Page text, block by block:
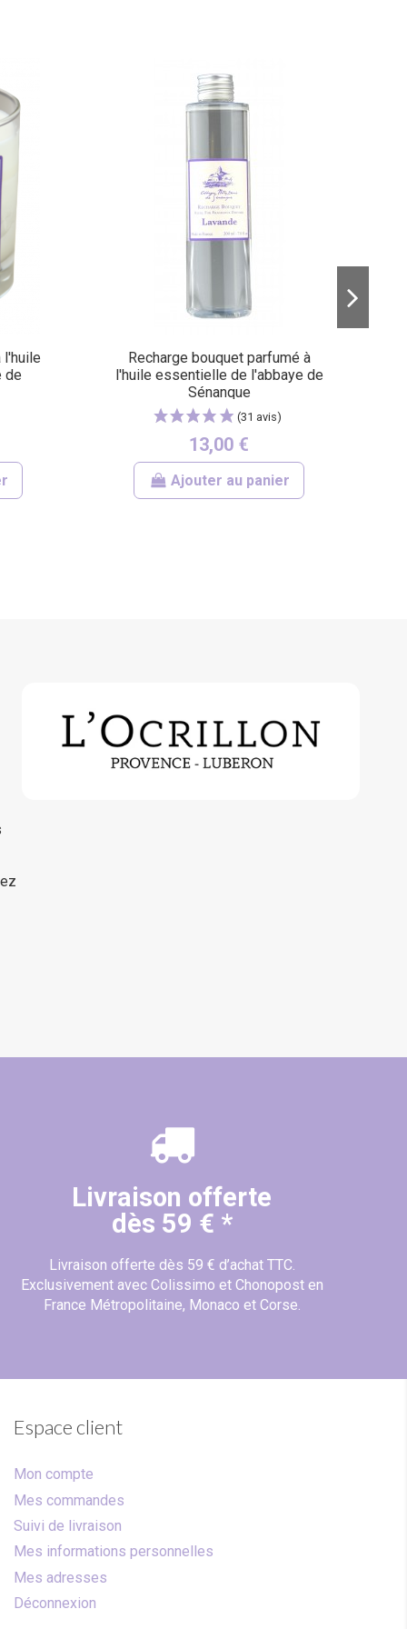
l'huile
de
Recharge bouquet parfumé à
l'huile essentielle de l'abbaye de
Sénanque
13,00 €
Ajouter au panier
Livraison offerte
dès 59 € *
Livraison offerte dès 59 € d’achat TTC.
Exclusivement avec Colissimo et Chonopost en
France Métropolitaine, Monaco et Corse.
Espace client
Mon compte
Mes commandes
Suivi de livraison
Mes informations personnelles
Mes adresses
Déconnexion